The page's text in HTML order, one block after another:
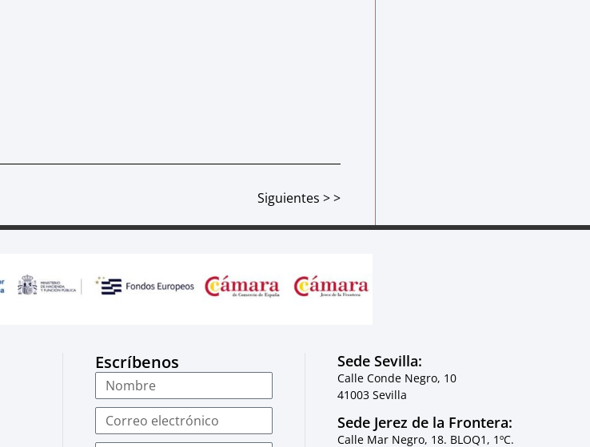
Siguientes > >
Escríbenos Sede Sevilla:
Calle Conde Negro, 10
41003 Sevilla
Sede Jerez de la Frontera:
Calle Mar Negro, 18. BLOQ1, 1ºC.